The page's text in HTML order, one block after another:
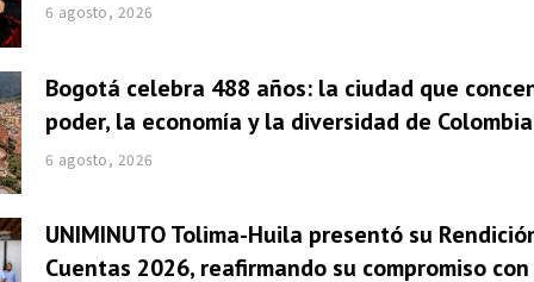
6 agosto, 2026
Bogotá celebra 488 años: la ciudad que
poder, la economía y la diversidad de Colombia
6 agosto, 2026
UNIMINUTO Tolima-Huila presentó su
Cuentas 2026, reafirmando su compromiso